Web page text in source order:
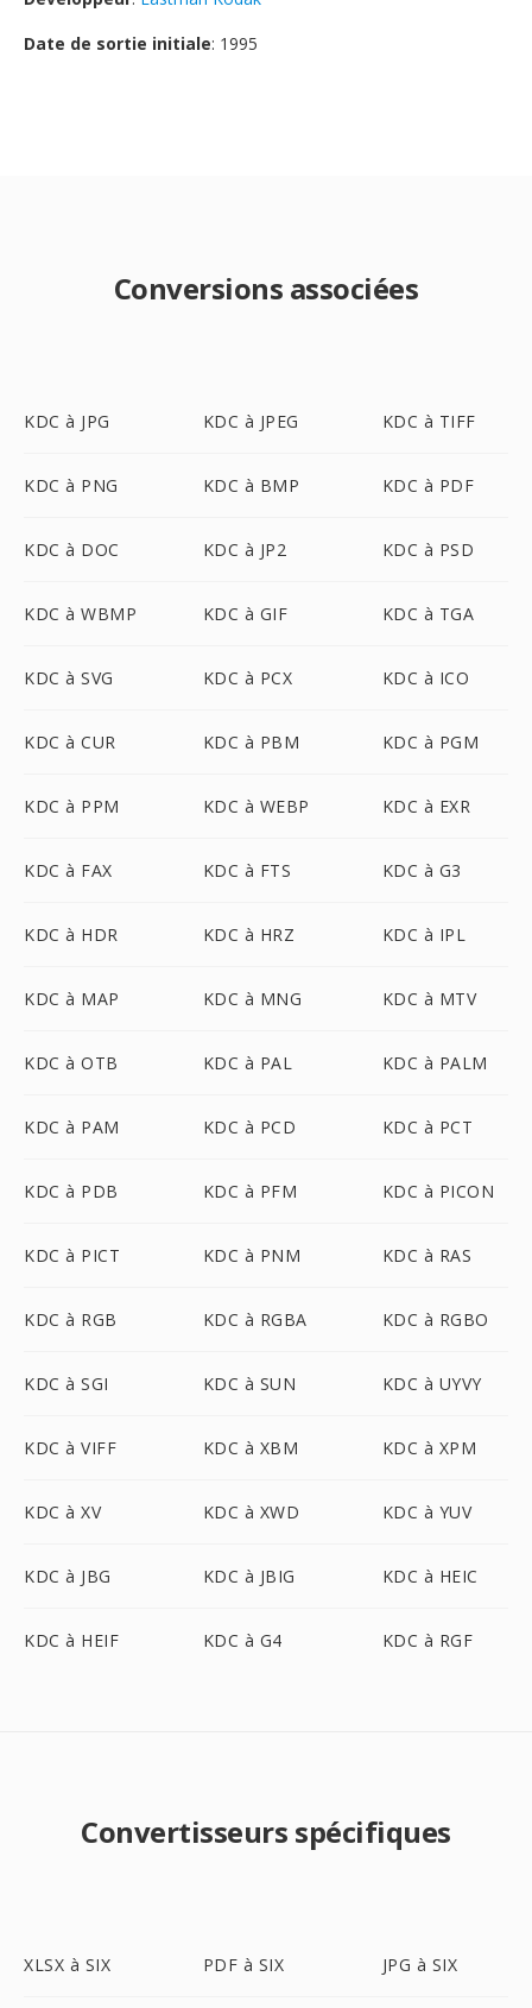
Date de sortie initiale: 1995
Conversions associées
KDC à JPG KDC à JPEG KDC à TIFF
KDC à PNG KDC à BMP KDC à PDF
KDC à DOC KDC à JP2 KDC à PSD
KDC à WBMP KDC à GIF KDC à TGA
KDC à SVG KDC à PCX KDC à ICO
KDC à CUR KDC à PBM KDC à PGM
KDC à PPM KDC à WEBP KDC à EXR
KDC à FAX KDC à FTS KDC à G3
KDC à HDR KDC à HRZ KDC à IPL
KDC à MAP KDC à MNG KDC à MTV
KDC à OTB KDC à PAL KDC à PALM
KDC à PAM KDC à PCD KDC à PCT
KDC à PDB KDC à PFM KDC à PICON
KDC à PICT KDC à PNM KDC à RAS
KDC à RGB KDC à RGBA KDC à RGBO
KDC à SGI KDC à SUN KDC à UYVY
KDC à VIFF KDC à XBM KDC à XPM
KDC à XV KDC à XWD KDC à YUV
KDC à JBG KDC à JBIG KDC à HEIC
KDC à HEIF KDC à G4 KDC à RGF
Convertisseurs spécifiques
XLSX à SIX PDF à SIX JPG à SIX